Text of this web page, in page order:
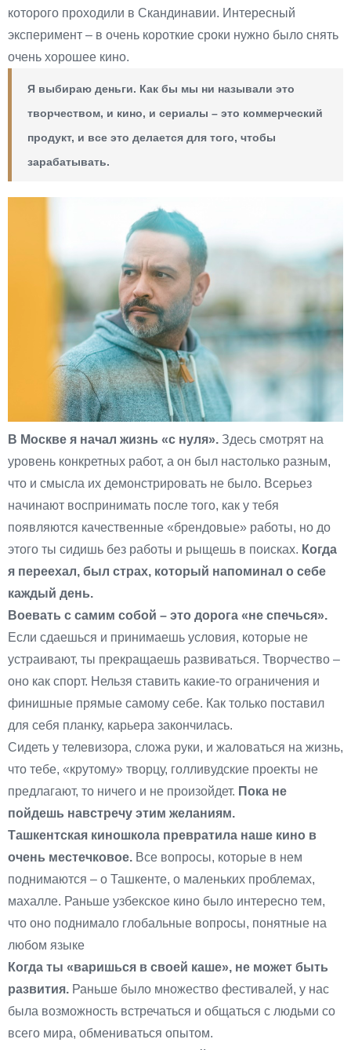
которого проходили в Скандинавии. Интересный
эксперимент – в очень короткие сроки нужно было снять
очень хорошее кино.
Я выбираю деньги. Как бы мы ни называли это
творчеством, и кино, и сериалы – это коммерческий
продукт, и все это делается для того, чтобы
зарабатывать.
В Москве я начал жизнь «с нуля». Здесь смотрят на
уровень конкретных работ, а он был настолько разным,
что и смысла их демонстрировать не было. Всерьез
начинают воспринимать после того, как у тебя
появляются качественные «брендовые» работы, но до
этого ты сидишь без работы и рыщешь в поисках. Когда
я переехал, был страх, который напоминал о себе
каждый день.
Воевать с самим собой – это дорога «не спечься».
Если сдаешься и принимаешь условия, которые не
устраивают, ты прекращаешь развиваться. Творчество –
оно как спорт. Нельзя ставить какие-то ограничения и
финишные прямые самому себе. Как только поставил
для себя планку, карьера закончилась.
Сидеть у телевизора, сложа руки, и жаловаться на жизнь,
что тебе, «крутому» творцу, голливудские проекты не
предлагают, то ничего и не произойдет. Пока не
пойдешь навстречу этим желаниям.
Ташкентская киношкола превратила наше кино в
очень местечковое. Все вопросы, которые в нем
поднимаются – о Ташкенте, о маленьких проблемах,
махалле. Раньше узбекское кино было интересно тем,
что оно поднимало глобальные вопросы, понятные на
любом языке
Когда ты «варишься в своей каше», не может быть
развития. Раньше было множество фестивалей, у нас
была возможность встречаться и общаться с людьми со
всего мира, обмениваться опытом.